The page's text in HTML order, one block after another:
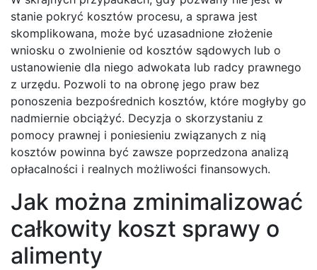
stanie pokryć kosztów procesu, a sprawa jest
skomplikowana, może być uzasadnione złożenie
wniosku o zwolnienie od kosztów sądowych lub o
ustanowienie dla niego adwokata lub radcy prawnego
z urzędu. Pozwoli to na obronę jego praw bez
ponoszenia bezpośrednich kosztów, które mogłyby go
nadmiernie obciążyć. Decyzja o skorzystaniu z
pomocy prawnej i poniesieniu związanych z nią
kosztów powinna być zawsze poprzedzona analizą
opłacalności i realnych możliwości finansowych.
Jak można zminimalizować
całkowity koszt sprawy o
alimenty